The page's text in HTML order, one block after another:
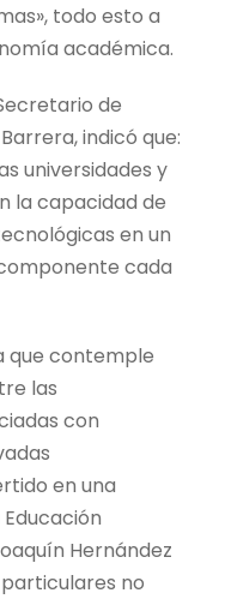
todo esto a
académica.
de
indicó que:
universidades y
la capacidad de
en un
cada
que contemple
las
con
en una
Hernández
no